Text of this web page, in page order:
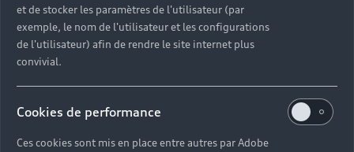
et de stocker les paramètres de l'utilisateur (par
exemple, le nom de l'utilisateur et les configurations
de l'utilisateur) afin de rendre le site internet plus
convivial.
Cookies de performance
Ces cookies sont mis en place entre autres par Adobe